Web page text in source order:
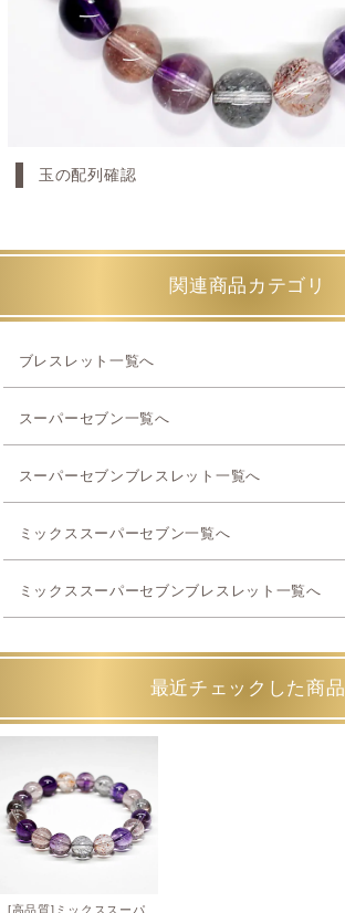
玉の配列確認
関連商品カテゴリ
ブレスレット一覧へ
スーパーセブン一覧へ
スーパーセブンブレスレット一覧へ
ミックススーパーセブン一覧へ
ミックススーパーセブンブレスレット一覧へ
最近チェックした商品
[高品質]ミックススーパ